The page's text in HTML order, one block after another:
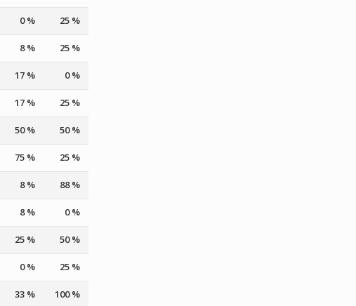
0 % 25 %
8 % 25 %
17 % 0 %
17 % 25 %
50 % 50 %
75 % 25 %
8 % 88 %
8 % 0 %
25 % 50 %
0 % 25 %
33 % 100 %